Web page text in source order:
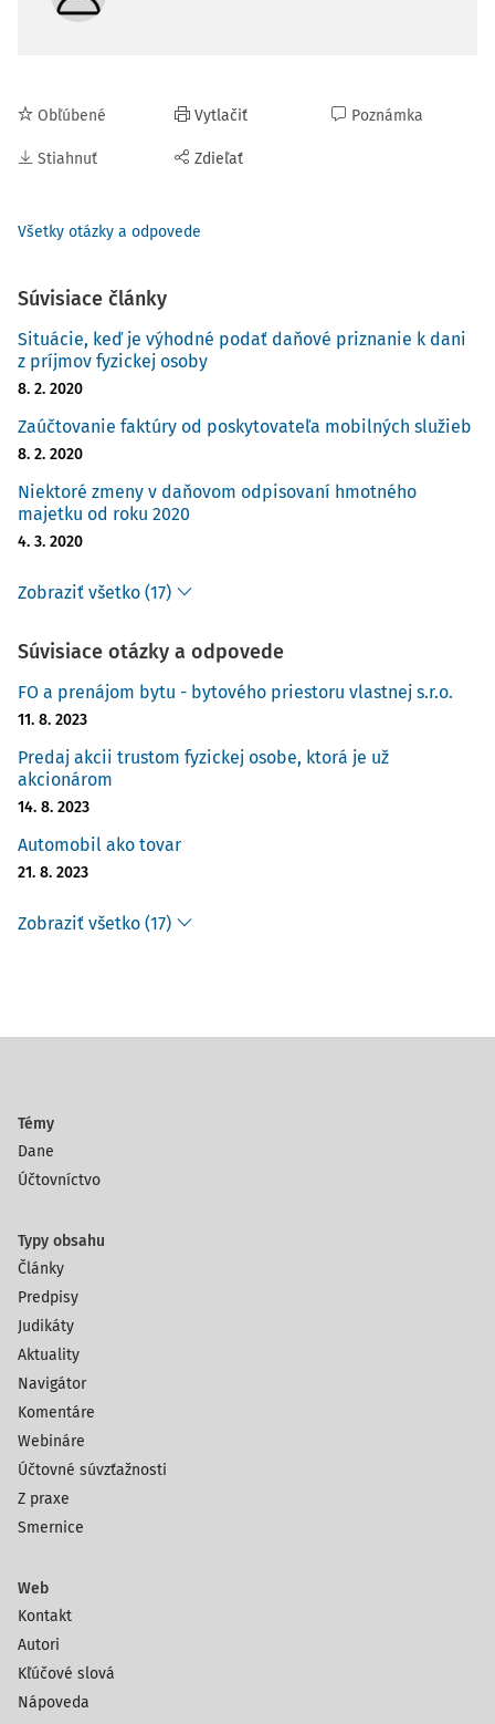
Obľúbené
Stiahnuť
Vytlačiť
Zdieľať
Poznámka
Všetky otázky a odpovede
Súvisiace články
Situácie, keď je výhodné podať daňové priznanie k dani
z príjmov fyzickej osoby
8. 2. 2020
Zaúčtovanie faktúry od poskytovateľa mobilných služieb
8. 2. 2020
Niektoré zmeny v daňovom odpisovaní hmotného
majetku od roku 2020
4. 3. 2020
Zobraziť všetko (17)
Súvisiace otázky a odpovede
FO a prenájom bytu - bytového priestoru vlastnej s.r.o.
11. 8. 2023
Predaj akcii trustom fyzickej osobe, ktorá je už
akcionárom
14. 8. 2023
Automobil ako tovar
21. 8. 2023
Zobraziť všetko (17)
Témy
Dane
Účtovníctvo
Typy obsahu
Články
Predpisy
Judikáty
Aktuality
Navigátor
Komentáre
Webináre
Účtovné súvzťažnosti
Z praxe
Smernice
Web
Kontakt
Autori
Kľúčové slová
Nápoveda